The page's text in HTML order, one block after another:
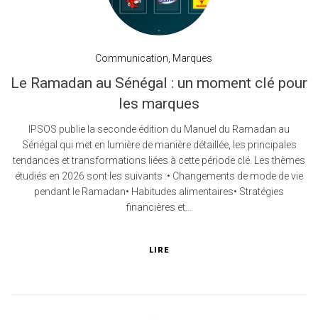
Communication Marques
Le Ramadan au Sénégal : un moment clé pour
les marques
IPSOS publie la seconde édition du Manuel du Ramadan au
Sénégal qui met en lumière de manière détaillée, les principales
tendances et transformations liées à cette période clé. Les thèmes
étudiés en 2026 sont les suivants :• Changements de mode de vie
pendant le Ramadan• Habitudes alimentaires• Stratégies
financières et...
LIRE